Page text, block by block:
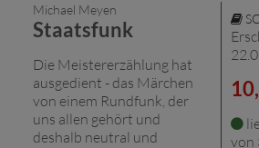
Michael Meyen
Staatsfunk
Die Meistererzählung hat
ausgedient - das Märchen
von einem Rundfunk, der
uns allen gehört und
deshalb neutral und
von